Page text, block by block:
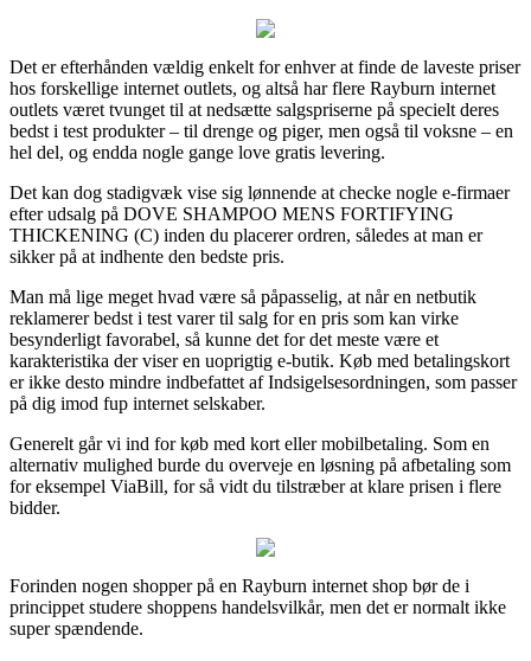
Det er efterhånden vældig enkelt for enhver at finde de laveste priser
hos forskellige internet outlets, og altså har flere Rayburn internet
outlets været tvunget til at nedsætte salgspriserne på specielt deres
bedst i test produkter – til drenge og piger, men også til voksne – en
hel del, og endda nogle gange love gratis levering.
Det kan dog stadigvæk vise sig lønnende at checke nogle e-firmaer
efter udsalg på DOVE SHAMPOO MENS FORTIFYING
THICKENING (C) inden du placerer ordren, således at man er
sikker på at indhente den bedste pris.
Man må lige meget hvad være så påpasselig, at når en netbutik
reklamerer bedst i test varer til salg for en pris som kan virke
besynderligt favorabel, så kunne det for det meste være et
karakteristika der viser en uoprigtig e-butik. Køb med betalingskort
er ikke desto mindre indbefattet af Indsigelsesordningen, som passer
på dig imod fup internet selskaber.
Generelt går vi ind for køb med kort eller mobilbetaling. Som en
alternativ mulighed burde du overveje en løsning på afbetaling som
for eksempel ViaBill, for så vidt du tilstræber at klare prisen i flere
bidder.
Forinden nogen shopper på en Rayburn internet shop bør de i
princippet studere shoppens handelsvilkår, men det er normalt ikke
super spændende.